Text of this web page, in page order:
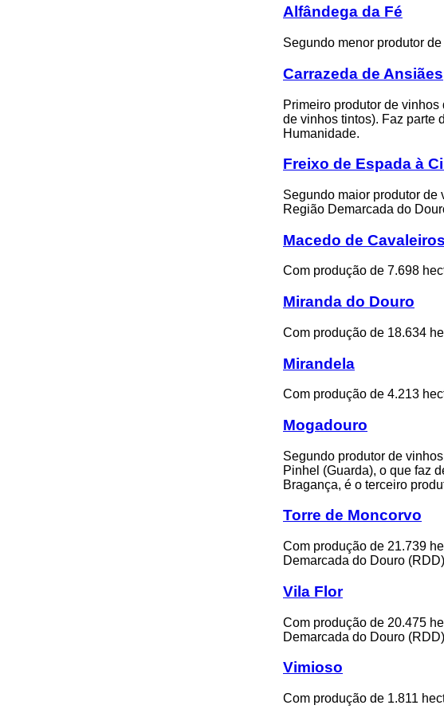
Alfândega da Fé
Segundo menor produtor
Carrazeda de Ansiães
Primeiro produtor de
de vinhos tintos). Faz parte
Humanidade.
Freixo de Espada à
Segundo maior produtor de
Região Demarcada do
Macedo de Cavaleiros
Com produção de 7.698
Miranda do Douro
Com produção de 18.634
Mirandela
Com produção de 4.213
Mogadouro
Segundo produtor de
Pinhel (Guarda), o que faz
Bragança, é o terceiro
Torre de Moncorvo
Com produção de 21.739
Demarcada do Douro
Vila Flor
Com produção de 20.475
Demarcada do Douro
Vimioso
Com produção de 1.811